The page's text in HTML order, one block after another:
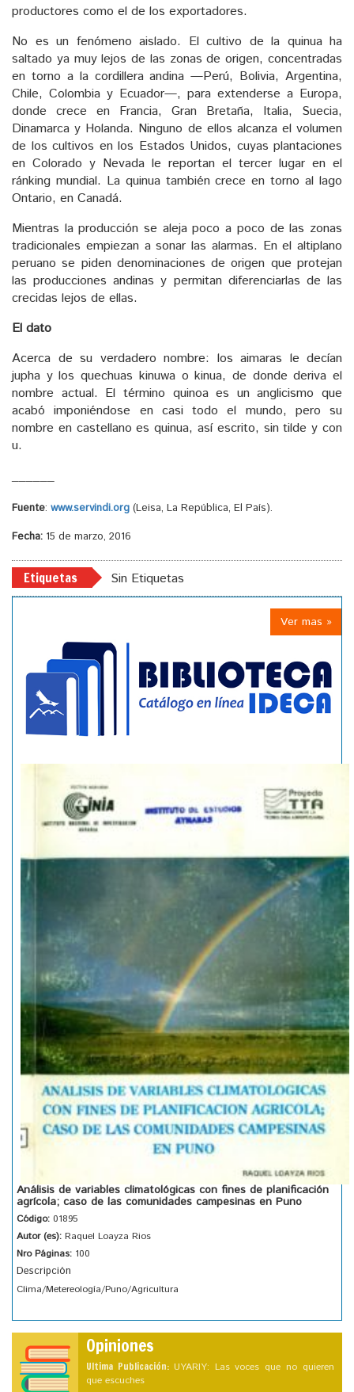
productores como el de los exportadores.
No es un fenómeno aislado. El cultivo de la quinua ha
saltado ya muy lejos de las zonas de origen, concentradas
en torno a la cordillera andina —Perú, Bolivia, Argentina,
Chile, Colombia y Ecuador—, para extenderse a Europa,
donde crece en Francia, Gran Bretaña, Italia, Suecia,
Dinamarca y Holanda. Ninguno de ellos alcanza el volumen
de los cultivos en los Estados Unidos, cuyas plantaciones
en Colorado y Nevada le reportan el tercer lugar en el
ránking mundial. La quinua también crece en torno al lago
Ontario, en Canadá.
Mientras la producción se aleja poco a poco de las zonas
tradicionales empiezan a sonar las alarmas. En el altiplano
peruano se piden denominaciones de origen que protejan
las producciones andinas y permitan diferenciarlas de las
crecidas lejos de ellas.
El dato
Acerca de su verdadero nombre: los aimaras le decían
jupha y los quechuas kinuwa o kinua, de donde deriva el
nombre actual. El término quinoa es un anglicismo que
acabó imponiéndose en casi todo el mundo, pero su
nombre en castellano es quinua, así escrito, sin tilde y con
u.
Fuente: www.servindi.org (Leisa, La República, El País).
Fecha: 15 de marzo, 2016
Etiquetas Sin Etiquetas
Ver mas »
Análisis de variables climatológicas con fines de planificación
agrícola; caso de las comunidades campesinas en Puno
Código: 01895
Autor (es): Raquel Loayza Rios
Nro Páginas: 100
Descripción
Clima/Metereología/Puno/Agricultura
Opiniones
Ultima Publicación: UYARIY: Las voces que no quieren
que escuches